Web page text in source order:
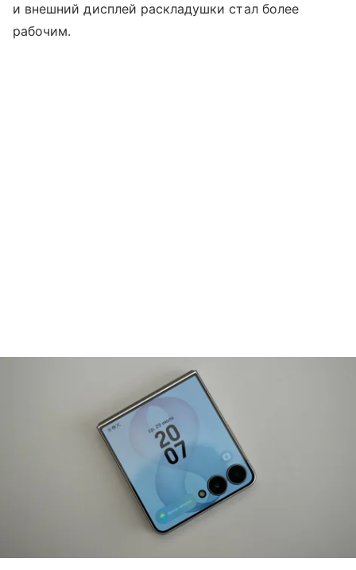
и внешний дисплей раскладушки стал более
рабочим.